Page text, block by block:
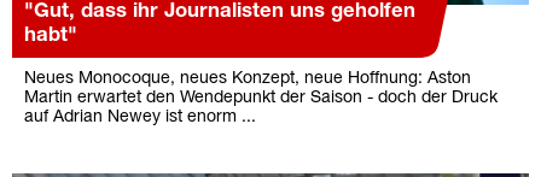
"Gut, dass ihr Journalisten uns geholfen
habt"
Neues Monocoque, neues Konzept, neue Hoffnung: Aston
Martin erwartet den Wendepunkt der Saison - doch der Druck
auf Adrian Newey ist enorm ...